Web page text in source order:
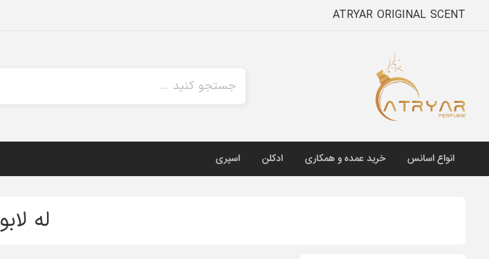
ATRYAR ORIGINAL SCENT
انواع اسانس خرید عمده و همکاری ادکلن اسپری
له لابو